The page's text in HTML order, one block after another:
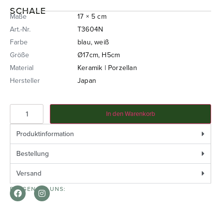
SCHALE
Maße
17 × 5 cm
Art.-Nr.
T3604N
Farbe
blau, weiß
Größe
Ø17cm, H5cm
Material
Keramik | Porzellan
Hersteller
Japan
In den Warenkorb
Produktinformation
Bestellung
Versand
FOLGEN SIE UNS: